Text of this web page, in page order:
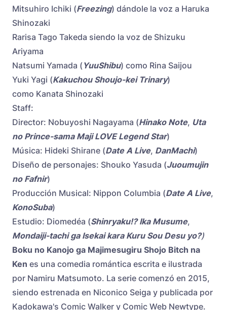
Mitsuhiro Ichiki (Freezing) dándole la voz a Haruka
Shinozaki
Rarisa Tago Takeda siendo la voz de Shizuku
Ariyama
Natsumi Yamada ( YuuShibu) como Rina Saijou
Yuki Yagi (Kakuchou Shoujo-kei Trinary)
como Kanata Shinozaki
Staff:
Director: Nobuyoshi Nagayama (Hinako Note, Uta
no Prince-sama Maji LOVE Legend Star)
Música: Hideki Shirane (Date A Live, DanMachi)
Diseño de personajes: Shouko Yasuda (Juoumujin
no Fafnir)
Producción Musical: Nippon Columbia (Date A Live,
KonoSuba)
Estudio: Diomedéa (Shinryaku!? Ika Musume,
Mondaiji-tachi ga Isekai kara Kuru Sou Desu yo?)
Boku no Kanojo ga Majimesugiru Shojo Bitch na
Ken es una comedia romántica escrita e ilustrada
por Namiru Matsumoto. La serie comenzó en 2015,
siendo estrenada en Niconico Seiga y publicada por
Kadokawa's Comic Walker y Comic Web Newtype.